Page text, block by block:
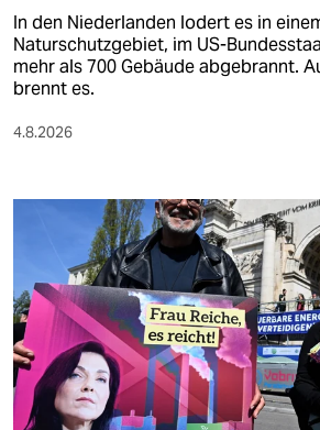
In den Niederlanden lodert es in
Naturschutzgebiet, im US-
mehr als 700 Gebäude abgebrannt.
brennt es.
4.8.2026